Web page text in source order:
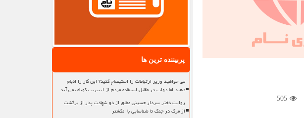
505
پربیننده ترین ها
می خواهید وزیر ارتباطات را استیضاح کنید؟ این کار را انجام
دهید اما دولت در مقابل استفاده مردم از اینترنت کوتاه نمی آید
روایت دختر سردار حسینی مطلق از دو شهادت پدر از برگشت
از مرگ در جنگ تا شناسایی با انگشتر